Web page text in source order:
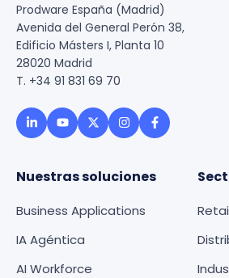
Prodware España (Madrid)
Avenida del General Perón 38,
Edificio Másters I, Planta 10
28020 Madrid
T. +34 91 831 69 70
Nuestras soluciones
Business Applications
IA Agéntica
AI Workforce